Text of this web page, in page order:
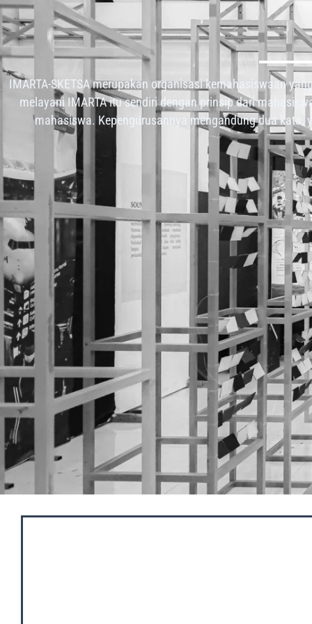
IMARTA-SKETSA merupakan organisasi kemahasiswaan
melayani IMARTA itu sendiri dengan prinsip dari
mahasiswa. Kepengurusannya mengandung dua kata,
Program Studi S1